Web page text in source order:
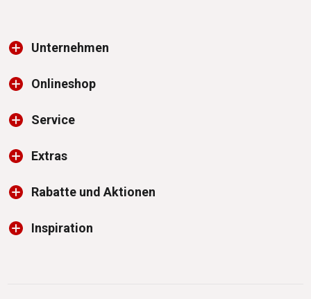
Unternehmen
Onlineshop
Service
Extras
Rabatte und Aktionen
Inspiration